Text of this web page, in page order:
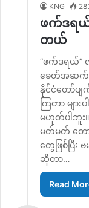
KNG
ဖက်ဒရ
တယ်
“ဖက်ဒရယ်”
ခေတ်အဆက်
နိုင်ငံတော်ပျ
ကြတာ မျာ
မဟုတ်ပါဘူ
မတ်မတ် တေ
တွေဖြစ်ပြီး
ဆိုတာ…
Read